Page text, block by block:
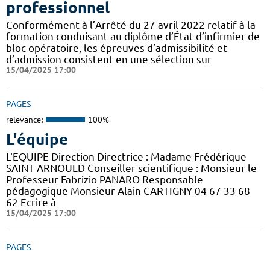
professionnel
Conformément à l’Arrêté du 27 avril 2022 relatif à la
formation conduisant au diplôme d’État d’infirmier de
bloc opératoire, les épreuves d’admissibilité et
d’admission consistent en une sélection sur
15/04/2025 17:00
PAGES
relevance: 100%
L'équipe
L'EQUIPE Direction Directrice : Madame Frédérique
SAINT ARNOULD Conseiller scientifique : Monsieur le
Professeur Fabrizio PANARO Responsable
pédagogique Monsieur Alain CARTIGNY 04 67 33 68
62 Ecrire à
15/04/2025 17:00
PAGES